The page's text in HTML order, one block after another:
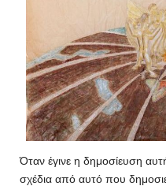
Όταν έγινε η δημοσίευση
σχέδια από αυτό που